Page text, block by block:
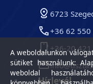
6723
+36 62 550
+36-20
Hírlevél
A weboldalunkon
sütiket használunk:
weboldal